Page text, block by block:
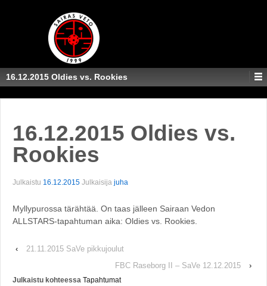
16.12.2015 Oldies vs. Rookies
16.12.2015 Oldies vs.
Rookies
Julkaistu 16.12.2015 Julkaisija juha
Myllypurossa tärähtää. On taas jälleen Sairaan Vedon
ALLSTARS-tapahtuman aika: Oldies vs. Rookies.
‹
21.11.2015 SaVe pikkujoulut
FBC Raseborg II – SaVe 12.12.2015
›
Julkaistu kohteessa Tapahtumat